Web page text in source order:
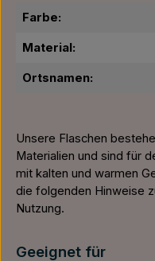
Farbe:
Material:
Ortsnamen:
Unsere Flaschen
Materialien und sind für
mit kalten und warmen
die folgenden Hinweise
Nutzung.
Geeignet für